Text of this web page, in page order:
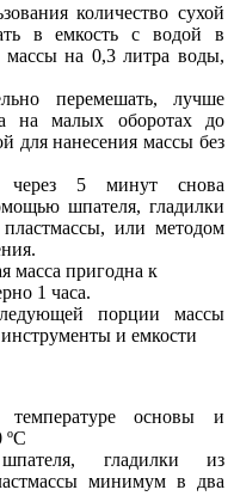
количество сухой
в емкость с водой в
массы на 0,3 литра воды,
перемешать, лучше
на малых оборотах до
для нанесения массы без
через 5 минут снова
шпателя, гладилки
или методом
масса пригодна к
1 часа.
порции массы
и емкости
температуре основы и
гладилки из
минимум в два